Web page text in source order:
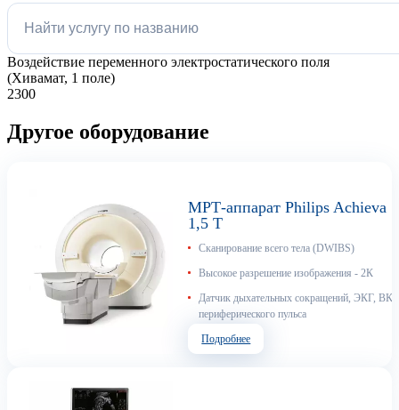
Воздействие переменного электростатического поля
(Хивамат, 1 поле)
2300
Другое оборудование
МРТ-аппарат Philips Achieva
1,5 T
Сканирование всего тела (DWIBS)
Высокое разрешение изображения - 2К
Датчик дыхательных сокращений, ЭКГ,
периферического пульса
Подробнее